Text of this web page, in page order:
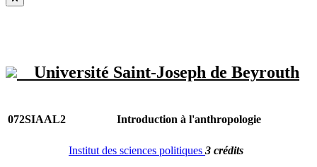
Université Saint-Joseph de Beyrouth
072SIAAL2 Introduction à l'anthropologie
Institut des sciences politiques 3 crédits